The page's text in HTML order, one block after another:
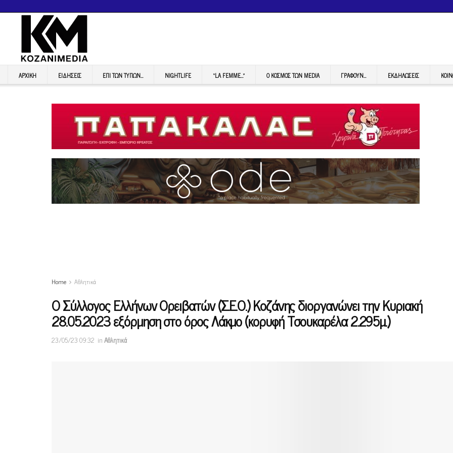
ΑΡΧΙΚΉ ΕΙΔΉΣΕΙΣ ΕΠI ΤΩΝ ΤΥΠΩΝ… NIGHTLIFE “LA FEMME…” Ο ΚΟΣΜΟΣ ΤΩΝ MEDIA ΓΡΆΦΟΥΝ… ΕΚΔΗΛΏΣΕΙΣ
Home Αθλητικά
Ο Σύλλογος Ελλήνων Ορειβατών (Σ.Ε.Ο.) Κοζάνης διοργανώνει την Κυριακή
28.05.2023 εξόρμηση στo όρος Λάκμο (κορυφή Τσουκαρέλα 2.295μ.)
23/05/23 09:32 inΑθλητικά